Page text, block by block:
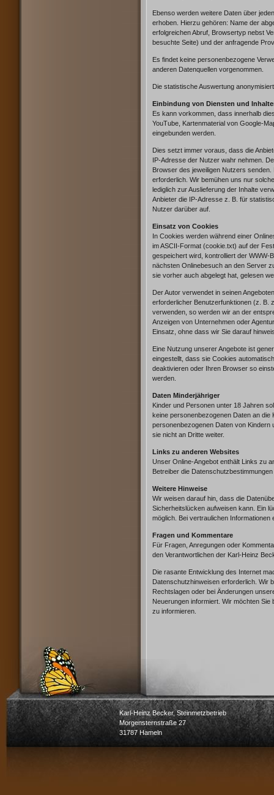
Ebenso werden weitere Daten über
erhoben. Hierzu gehören: Name der
erfolgreichen Abruf, Browsertyp nebst
besuchte Seite) und der anfragende
Es findet keine personenbezogene
anderen Datenquellen vorgenommen.
Die statistische Auswertung
Einbindung von Diensten und
Es kann vorkommen, dass innerhalb
YouTube, Kartenmaterial von Google-
eingebunden werden.
Dies setzt immer voraus, dass die
IP-Adresse der Nutzer wahr nehmen.
Browser des jeweiligen Nutzers
erforderlich. Wir bemühen uns nur
lediglich zur Auslieferung der Inhalte
Anbieter die IP-Adresse z. B. für
Nutzer darüber auf.
Einsatz von Cookies
In Cookies werden während einer
im ASCII-Format (cookie.txt) auf der
gespeichert wird, kontrolliert der WWW-
nächsten Onlinebesuch an den Server
sie vorher auch abgelegt hat, gelesen
Der Autor verwendet in seinen
erforderlicher Benutzerfunktionen (z. B.
verwenden, so werden wir an der
Anzeigen von Unternehmen oder
Einsatz, ohne dass wir Sie darauf
Eine Nutzung unserer Angebote ist
eingestellt, dass sie Cookies
deaktivieren oder Ihren Browser so
werden.
Daten Minderjähriger
Kinder und Personen unter 18 Jahren
keine personenbezogenen Daten an die
personenbezogenen Daten von Kindern
sie nicht an Dritte weiter.
Links zu anderen Websites
Unser Online-Angebot enthält Links zu
Betreiber die Datenschutzbestimmungen
Weitere Hinweise
Wir weisen darauf hin, dass die
Sicherheitslücken aufweisen kann. Ein
möglich. Bei vertraulichen Informationen
Fragen und Kommentare
Für Fragen, Anregungen oder
den Verantwortlichen der Karl-Heinz
Die rasante Entwicklung des Internet
Datenschutzhinweisen erforderlich. Wir
Rechtslagen oder bei Änderungen
Neuerungen informiert. Wir möchten
zu informieren.
Karl-Heinz Becker, Steinmetzbetrieb
Morgensternstraße 27
31787 Hameln